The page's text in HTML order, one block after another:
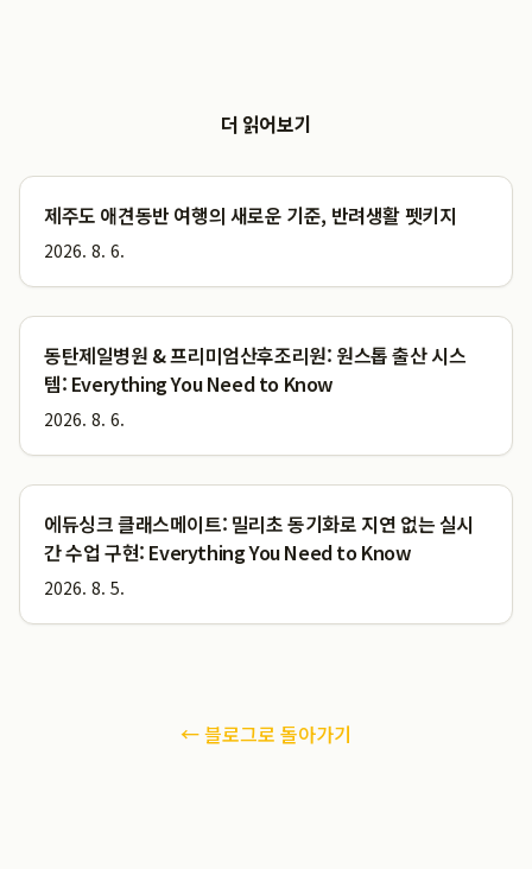
더 읽어보기
제주도 애견동반 여행의 새로운 기준, 반려생활 펫키지
2026. 8. 6.
동탄제일병원 & 프리미엄산후조리원: 원스톱 출산 시스
템: Everything You Need to Know
2026. 8. 6.
에듀싱크 클래스메이트: 밀리초 동기화로 지연 없는 실시
간 수업 구현: Everything You Need to Know
2026. 8. 5.
← 블로그로 돌아가기